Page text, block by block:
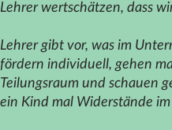
Lehrer wertschätzen, dass
Lehrer gibt vor, was im
fördern individuell, gehen
Teilungsraum und schauen
ein Kind mal Widerstände